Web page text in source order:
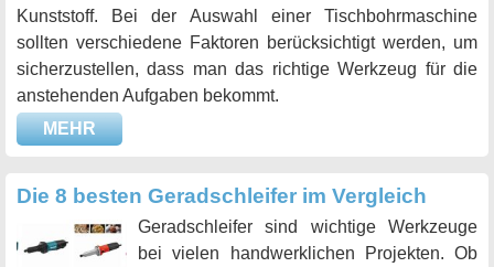
Kunststoff. Bei der Auswahl einer Tischbohrmaschine
sollten verschiedene Faktoren berücksichtigt werden, um
sicherzustellen, dass man das richtige Werkzeug für die
anstehenden Aufgaben bekommt.
MEHR
Die 8 besten Geradschleifer im Vergleich
Geradschleifer sind wichtige Werkzeuge
bei vielen handwerklichen Projekten. Ob